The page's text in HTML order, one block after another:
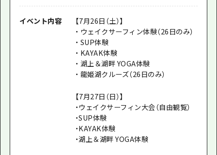
イベント内容
【7月26日（土）】
・ ウェイクサーフィン体験（26日のみ）
・ SUP体験
・ KAYAK体験
・ 湖上＆湖畔 YOGA体験
・ 龍姫湖クルーズ（26日のみ）
【7月27日（日）】
・ウェイクサーフィン大会（自由観覧）
・SUP体験
・KAYAK体験
・湖上＆湖畔 YOGA体験